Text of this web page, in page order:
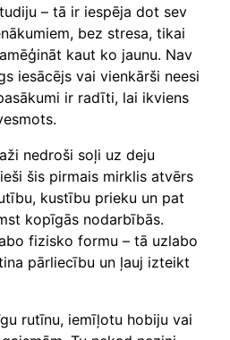
– tā ir iespēja dot sev
bez stresa, tikai
kaut ko jaunu. Nav
iesācējs vai vienkārši neesi
ir radīti, lai ikviens
nedroši soļi uz deju
šis pirmais mirklis atvērs
kustību prieku un pat
kopīgās nodarbībās.
fizisko formu – tā uzlabo
pārliecību un ļauj izteikt
rutīnu, iemīļotu hobiju vai